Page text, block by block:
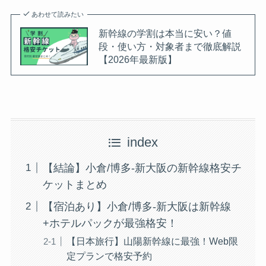
あわせて読みたい
新幹線の学割は本当に安い？値
段・使い方・対象者まで徹底解説
【2026年最新版】
index
【結論】小倉/博多-新大阪の新幹線格安チ
ケットまとめ
【宿泊あり】小倉/博多-新大阪は新幹線
+ホテルパックが最強格安！
【日本旅行】山陽新幹線に最強！Web限
定プランで格安予約